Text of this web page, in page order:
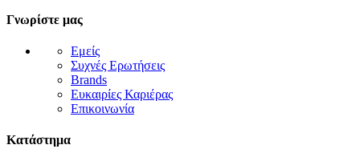
Γνωρίστε μας
Εμείς
Συχνές Ερωτήσεις
Brands
Ευκαιρίες Καριέρας
Επικοινωνία
Κατάστημα